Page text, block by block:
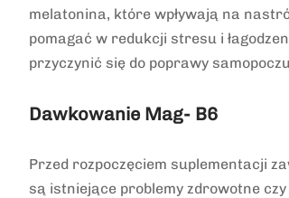
melatonina, które wpływają na
pomagać w redukcji stresu i
przyczynić się do poprawy
Dawkowanie Mag- B6
Przed rozpoczęciem suplementacji
są istniejące problemy zdrowotne